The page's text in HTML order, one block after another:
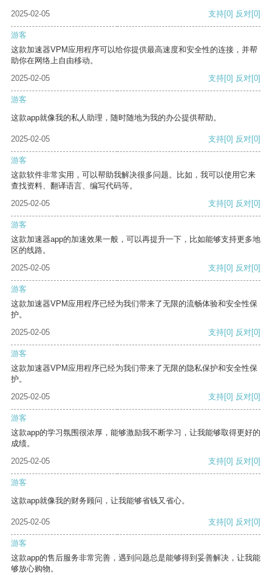
2025-02-05
支持[0] 反对[0]
游客
这款加速器VPM应用程序可以给你提供最高速度和安全性的连接，并帮
助你在网络上自由移动。
2025-02-05
支持[0] 反对[0]
游客
这款app就像我的私人助理，随时随地为我的办公提供帮助。
2025-02-05 支持[0] 反对[0]
游客
这款软件非常实用，可以帮助我解决很多问题。比如，我可以使用它来
查找资料、翻译语言、编写代码等。
2025-02-05
支持[0] 反对[0]
游客
这款加速器app的加速效果一般，可以再提升一下，比如能够支持更多地
区的线路。
2025-02-05
支持[0] 反对[0]
游客
这款加速器VPM应用程序已经为我们带来了无限的流畅体验和安全性保
护。
2025-02-05
支持[0] 反对[0]
游客
这款加速器VPM应用程序已经为我们带来了无限的隐私保护和安全性保
护。
2025-02-05
支持[0] 反对[0]
游客
这款app的学习氛围很浓厚，能够激励我不断学习，让我能够取得更好的
成绩。
2025-02-05
支持[0] 反对[0]
游客
这款app就像我的财务顾问，让我能够省钱又省心。
2025-02-05 支持[0] 反对[0]
游客
这款app的售后服务非常完善，遇到问题总是能够得到妥善解决，让我能
够放心购物。